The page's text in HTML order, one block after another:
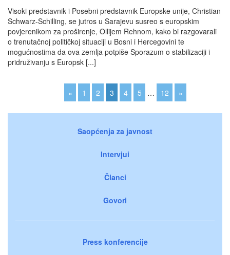
Visoki predstavnik i Posebni predstavnik Europske unije, Christian
Schwarz-Schilling, se jutros u Sarajevu susreo s europskim
povjerenikom za proširenje, Ollijem Rehnom, kako bi razgovarali
o trenutačnoj političkoj situaciji u Bosni i Hercegovini te
mogućnostima da ova zemlja potpiše Sporazum o stabilizaciji i
pridruživanju s Europsk [...]
« 1 2 3 4 5 … 12 »
Saopćenja za javnost
Intervjui
Članci
Govori
Press konferencije